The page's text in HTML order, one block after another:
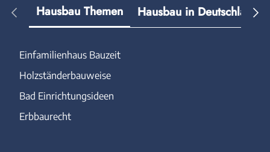
Hausbau Themen Hausbau in Deutschland
Einfamilienhaus Bauzeit
Holzständerbauweise
Bad Einrichtungsideen
Erbbaurecht